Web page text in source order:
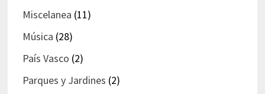
Miscelanea (11)
Música (28)
País Vasco (2)
Parques y Jardines (2)